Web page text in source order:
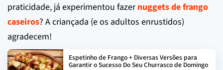
praticidade, já experimentou fazernuggets de frango
caseiros? A criançada (e os adultos enrustidos)
agradecem!
Espetinho de Frango + Diversas Versões para
Garantir o Sucesso Do Seu Churrasco de Domingo